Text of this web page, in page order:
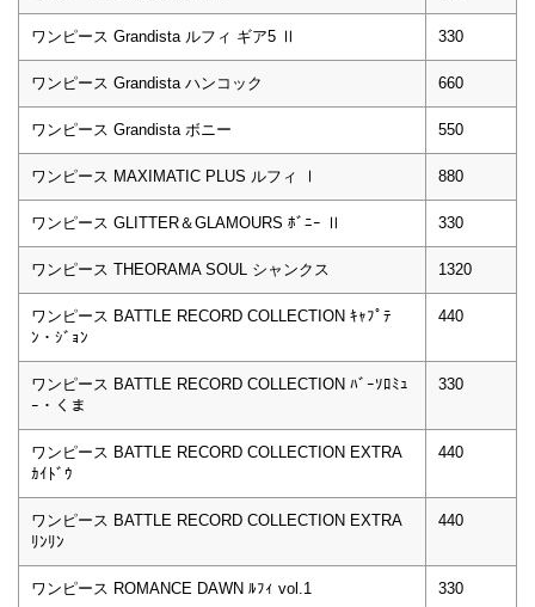
ワンピース Grandista ルフィ ギア5 Ⅱ 330
ワンピース Grandista ハンコック 660
ワンピース Grandista ボニー 550
ワンピース MAXIMATIC PLUS ルフィ Ⅰ 880
ワンピース GLITTER＆GLAMOURS ﾎﾞﾆｰ Ⅱ 330
ワンピース THEORAMA SOUL シャンクス 1320
ワンピース BATTLE RECORD COLLECTION ｷｬﾌﾟﾃ
ﾝ・ｼﾞｮﾝ
440
ワンピース BATTLE RECORD COLLECTION ﾊﾞｰｿﾛﾐｭ
ｰ・くま
330
ワンピース BATTLE RECORD COLLECTION EXTRA
ｶｲﾄﾞｳ
440
ワンピース BATTLE RECORD COLLECTION EXTRA
ﾘﾝﾘﾝ
440
ワンピース ROMANCE DAWN ﾙﾌｨ vol.1 330